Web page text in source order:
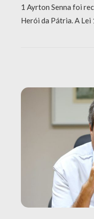
1 Ayrton Senna foi
Herói da Pátria. A Lei